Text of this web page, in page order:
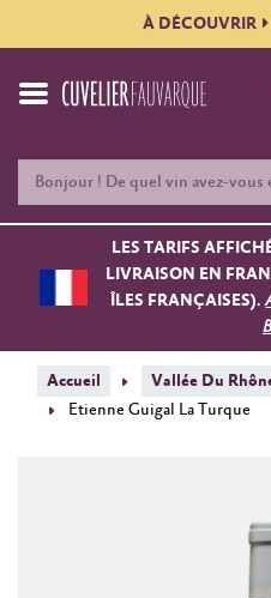
À DÉCOUVRIR
LES TARIFS
LIVRAISON EN
ÎLES FRANÇAISES).
Accueil Vallée Du
Etienne Guigal La Turque